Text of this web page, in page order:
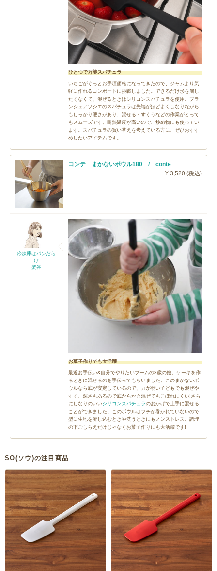
ひとつで万能スパチュラ
いちごがぐっとお手頃価格になってきたので、ジャムより気
軽に作れるコンポートに挑戦しました。できるだけ形を崩し
たくなくて、混ぜるときはシリコンスパチュラを使用。ブラ
ンシェアソシエのスパチュラは先端がほどよくしなりながら
もしっかり硬さがあり、混ぜる・すくうなどの作業がとって
もスムーズです。耐熱温度が高いので、炒め物にも使ってい
ます。スパチュラの買い替えを考えている方に、ぜひおすす
めしたいアイテムです。
コンテ まかないボウル180 / conte
¥ 3,520 (税込)
冷凍庫はパンだら
け
蟹谷
お菓子作りでも大活躍
最近お手伝い&自分でやりたいブームの3歳の娘。ケーキを作
るときに混ぜるのを手伝ってもらいました。このまかないボ
ウルなら底が安定しているので、力が弱い子どもでも混ぜや
すく、深さもあるので底からかき混ぜてもこぼれにくい!さら
にしなりのいいシリコンスパチュラのおかげで上手に混ぜる
ことができました。このボウルはフチが巻かれていないので
型に生地を流し込むときや洗うときにもノンストレス。調理
の下ごしらえだけじゃなくお菓子作りにも大活躍です!
SO(ソウ)の注目商品